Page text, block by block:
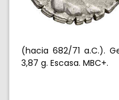
(hacia 682/71 a.C.).
3,87 g. Escasa. MBC+.